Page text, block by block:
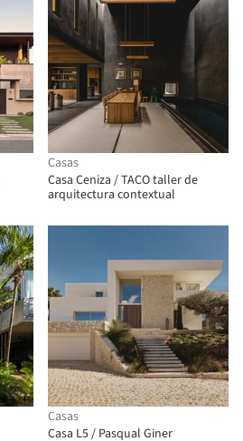
Casas
Casa Ceniza / TACO taller de
arquitectura contextual
Casas
Casa L5 / Pasqual Giner